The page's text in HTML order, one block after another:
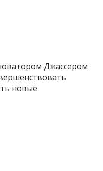
Джассером
новые